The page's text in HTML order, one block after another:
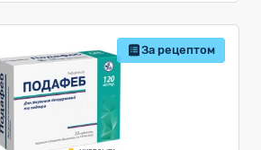
За рецептом